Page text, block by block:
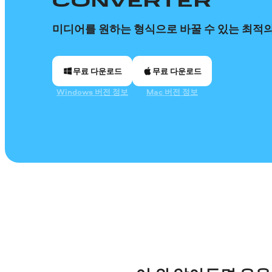
미디어를 원하는 형식으로 바꿀 수 있는 최적
무료 다운로드
Windows 버전 정보
무료 다운로드
Mac 버전 정보